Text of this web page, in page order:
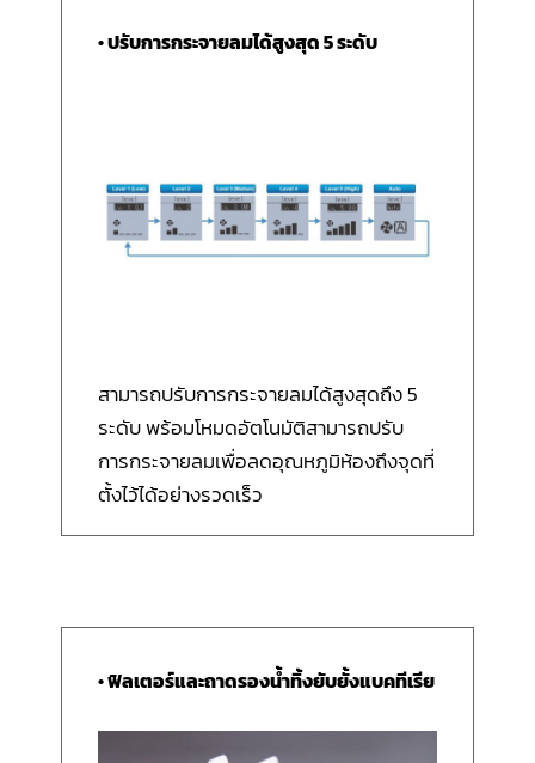
• ปรับการกระจายลมได้สูงสุด 5 ระดับ
สามารถปรับการกระจายลมได้สูงสุดถึง 5
ระดับ พร้อมโหมดอัตโนมัติสามารถปรับ
การกระจายลมเพื่อลดอุณหภูมิห้องถึงจุดที่
ตั้งไว้ได้อย่างรวดเร็ว
• ฟิลเตอร์และถาดรองน้ำทิ้งยับยั้งแบคทีเรีย